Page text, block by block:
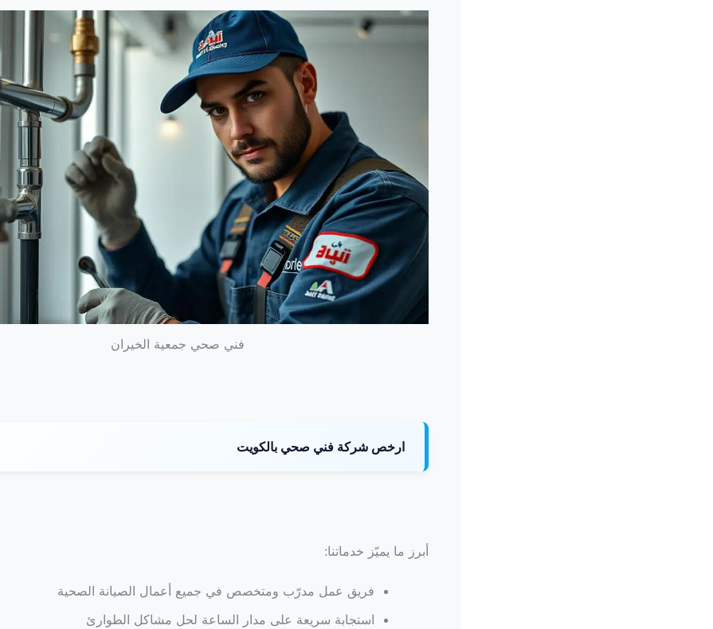
فني صحي جمعية الخيران
ارخص شركة فني صحي بالكويت
أبرز ما يميّز خدماتنا:
فريق عمل مدرّب ومتخصص في جميع أعمال الصيانة الصحية
استجابة سريعة على مدار الساعة لحل مشاكل الطوارئ